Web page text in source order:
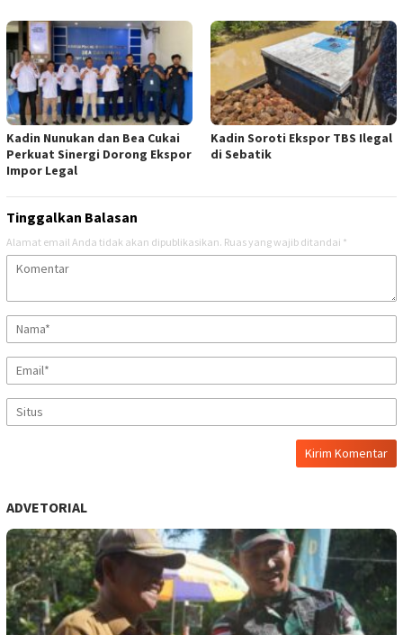
Kadin Nunukan dan Bea Cukai
Perkuat Sinergi Dorong Ekspor
Impor Legal
Kadin Soroti Ekspor TBS Ilegal
di Sebatik
Tinggalkan Balasan
Alamat email Anda tidak akan dipublikasikan. Ruas yang wajib ditandai *
ADVETORIAL